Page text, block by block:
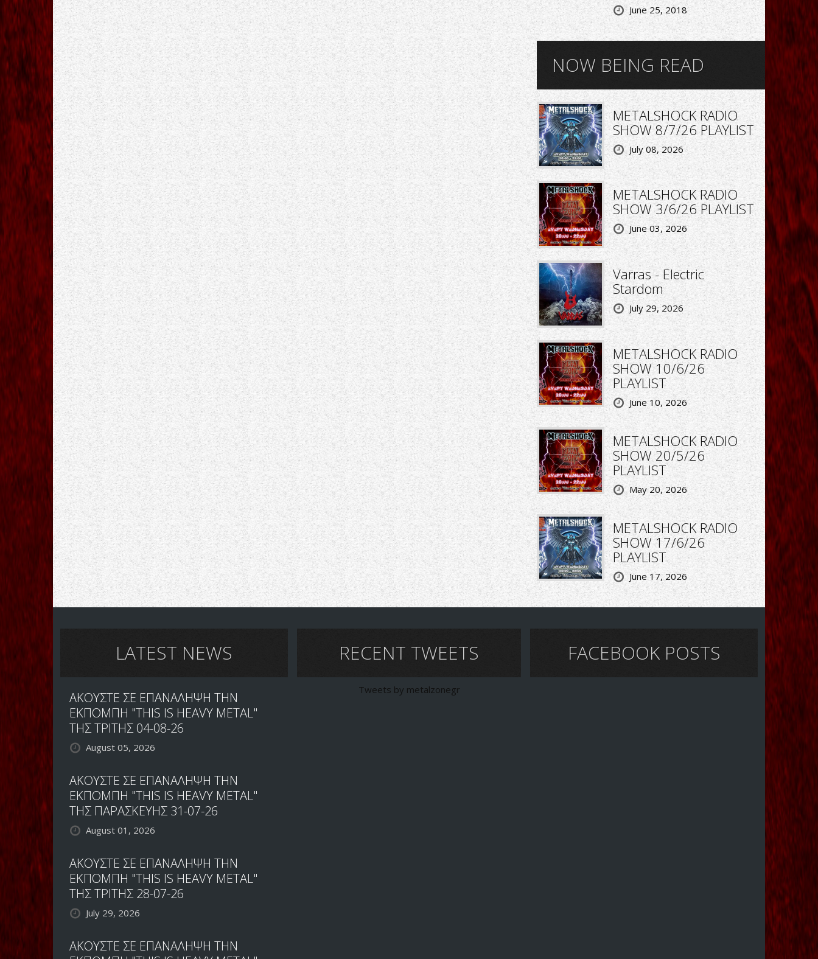
June 25, 2018
NOW BEING READ
METALSHOCK RADIO
SHOW 8/7/26 PLAYLIST
July 08, 2026
METALSHOCK RADIO
SHOW 3/6/26 PLAYLIST
June 03, 2026
Varras - Electric
Stardom
July 29, 2026
METALSHOCK RADIO
SHOW 10/6/26
PLAYLIST
June 10, 2026
METALSHOCK RADIO
SHOW 20/5/26
PLAYLIST
May 20, 2026
METALSHOCK RADIO
SHOW 17/6/26
PLAYLIST
June 17, 2026
LATEST NEWS
ΑΚΟΥΣΤΕ ΣΕ ΕΠΑΝΑΛΗΨΗ ΤΗΝ
ΕΚΠΟΜΠΗ "THIS IS HEAVY METAL"
ΤΗΣ ΤΡΙΤΗΣ 04-08-26
August 05, 2026
ΑΚΟΥΣΤΕ ΣΕ ΕΠΑΝΑΛΗΨΗ ΤΗΝ
ΕΚΠΟΜΠΗ "THIS IS HEAVY METAL"
ΤΗΣ ΠΑΡΑΣΚΕΥΗΣ 31-07-26
August 01, 2026
ΑΚΟΥΣΤΕ ΣΕ ΕΠΑΝΑΛΗΨΗ ΤΗΝ
ΕΚΠΟΜΠΗ "THIS IS HEAVY METAL"
ΤΗΣ ΤΡΙΤΗΣ 28-07-26
July 29, 2026
ΑΚΟΥΣΤΕ ΣΕ ΕΠΑΝΑΛΗΨΗ ΤΗΝ
RECENT TWEETS
Tweets by metalzonegr
FACEBOOK POSTS